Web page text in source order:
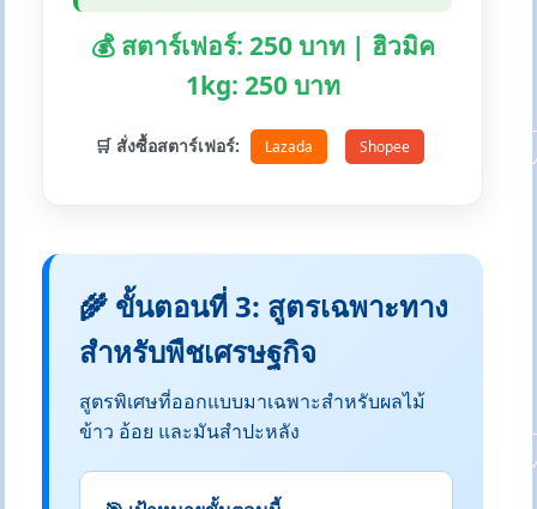
💰 สตาร์เฟอร์: 250 บาท | ฮิวมิค
1kg: 250 บาท
🛒 สั่งซื้อสตาร์เฟอร์: Lazada Shopee
🌾 ขั้นตอนที่ 3: สูตรเฉพาะทาง
สำหรับพืชเศรษฐกิจ
สูตรพิเศษที่ออกแบบมาเฉพาะสำหรับผลไม้
ข้าว อ้อย และมันสำปะหลัง